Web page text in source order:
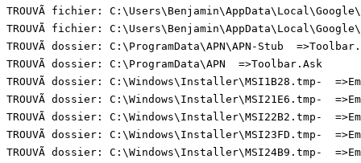
TROUVÃ fichier:
TROUVÃ fichier:
TROUVÃ dossier: C:\ProgramData\APN\APN-Stub
TROUVÃ dossier: C:\ProgramData\APN  =>Toolbar.Ask
TROUVÃ dossier: C:\Windows\Installer\MSI1B28.tmp-
TROUVÃ dossier: C:\Windows\Installer\MSI21E6.tmp-
TROUVÃ dossier: C:\Windows\Installer\MSI22B2.tmp-
TROUVÃ dossier: C:\Windows\Installer\MSI23FD.tmp-
TROUVÃ dossier: C:\Windows\Installer\MSI24B9.tmp-